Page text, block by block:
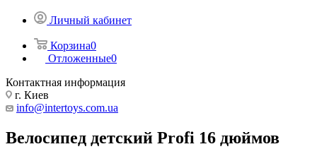
Личный кабинет
Корзина0
Отложенные0
Контактная информация
г. Киев
info@intertoys.com.ua
Велосипед детский Profi 16 дюймов